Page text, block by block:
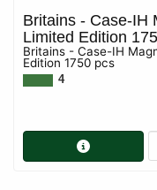
Britains - Case-IH
Limited Edition
Britains - Case-IH
Edition 1750 pcs
4